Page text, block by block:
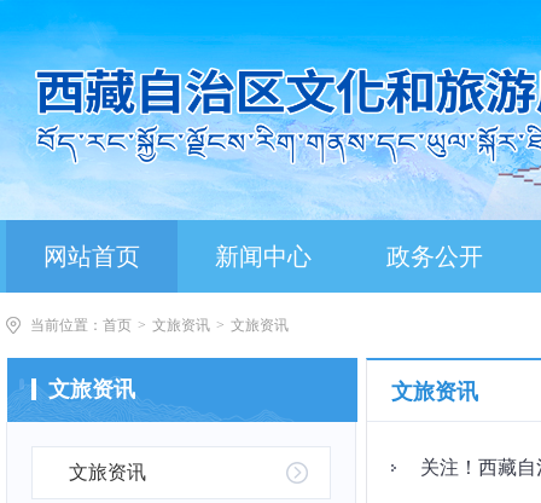
网站首页 新闻中心 政务公开
当前位置： 首页 > 文旅资讯 > 文旅资讯
文旅资讯
文旅资讯
文旅资讯
关注！西藏